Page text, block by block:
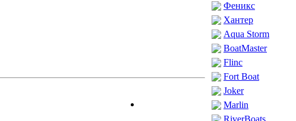
Феникс
Хантер
Aqua Storm
BoatMaster
Flinc
Fort Boat
Joker
Marlin